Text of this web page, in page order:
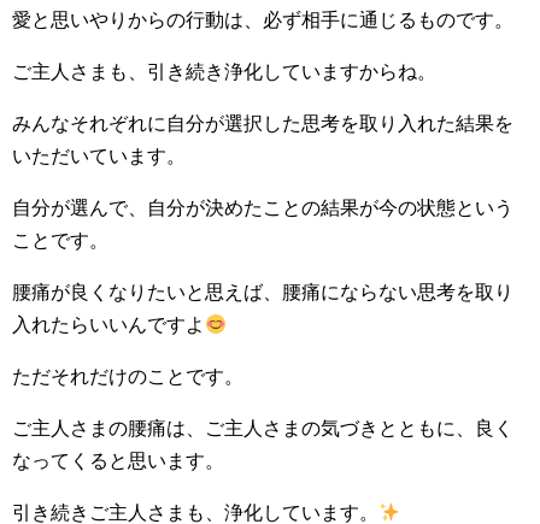
愛と思いやりからの行動は、必ず相手に通じるものです。
ご主人さまも、引き続き浄化していますからね。
みんなそれぞれに自分が選択した思考を取り入れた結果を
いただいています。
自分が選んで、自分が決めたことの結果が今の状態という
ことです。
腰痛が良くなりたいと思えば、腰痛にならない思考を取り
入れたらいいんですよ
ただそれだけのことです。
ご主人さまの腰痛は、ご主人さまの気づきとともに、良く
なってくると思います。
引き続きご主人さまも、浄化しています。